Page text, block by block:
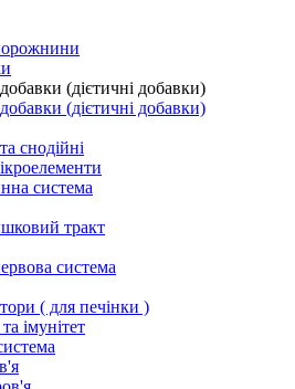
(дієтичні добавки)
(дієтичні добавки)
снодійні
система
тракт
система
( для печінки )
імунітет